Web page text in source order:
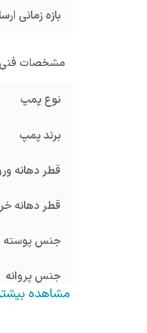
بازه زمانی
مشخصات فنی
نوع پمپ
برند پمپ
قطر دهانه
قطر دهانه
جنس پوسته
جنس پروانه